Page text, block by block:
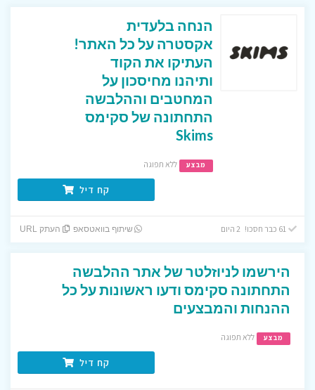
הנחה בלעדית
אקסטרה על כל האתר!
העתיקו את הקוד
ותיהנו מחיסכון על
המחטבים וההלבשה
התחתונה של סקימס
Skims
מבצע ללא תפוגה
קח דיל
שיתוף בוואטסאפ העתק URL
הירשמו לניוזלטר של אתר ההלבשה
התחתונה סקימס ודעו ראשונות על כל
ההנחות והמבצעים
מבצע ללא תפוגה
קח דיל